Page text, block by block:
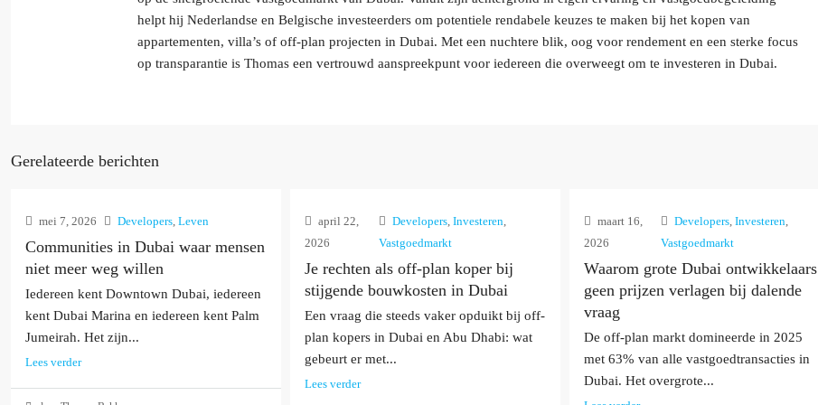
helpt hij Nederlandse en Belgische investeerders om potentiele rendabele keuzes te maken bij het kopen van
appartementen, villa’s of off-plan projecten in Dubai. Met een nuchtere blik, oog voor rendement en een sterke focus
op transparantie is Thomas een vertrouwd aanspreekpunt voor iedereen die overweegt om te investeren in Dubai.
Gerelateerde berichten
mei 7, 2026 Developers, Leven
Communities in Dubai waar mensen
niet meer weg willen
Iedereen kent Downtown Dubai, iedereen
kent Dubai Marina en iedereen kent Palm
Jumeirah. Het zijn...
Lees verder
april 22,
2026
Developers,Investeren,
Vastgoedmarkt
Je rechten als off-plan koper bij
stijgende bouwkosten in Dubai
Een vraag die steeds vaker opduikt bij off-
plan kopers in Dubai en Abu Dhabi: wat
gebeurt er met...
Lees verder
maart 16,
2026
Developers,Investeren,
Vastgoedmarkt
Waarom grote Dubai ontwikkelaars
geen prijzen verlagen bij dalende
vraag
De off-plan markt domineerde in 2025
met 63% van alle vastgoedtransacties in
Dubai. Het overgrote...